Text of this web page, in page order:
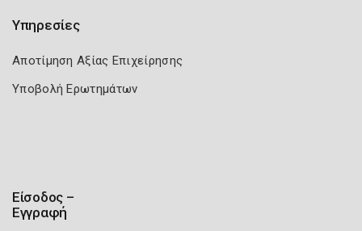
Υπηρεσίες
Αποτίμηση Αξίας Επιχείρησης
Υποβολή Ερωτημάτων
Είσοδος –
Εγγραφή